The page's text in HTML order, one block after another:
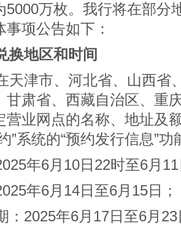
5000万枚。我行将在部分
项公告如下：
换地区和时间
天津市、河北省、山西省
甘肃省、西藏自治区、重
营业网点的名称、地址及
”系统的“预约发行信息”
年6月10日22时至6月
年6月14日至6月15日；
：2025年6月17日至6月